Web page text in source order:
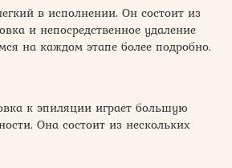
в исполнении. Он состоит из
и непосредственное удаление
на каждом этапе более подробно.
к эпиляции играет большую
Она состоит из нескольких